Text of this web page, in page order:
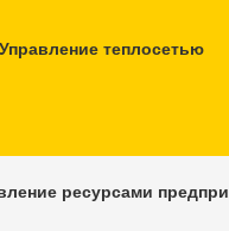
теплосетью
ресурсами